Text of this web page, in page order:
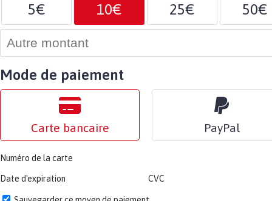
5€ 10€ 25€ 50€
Mode de paiement
Carte bancaire PayPal
Numéro de la carte
Date d'expiration CVC